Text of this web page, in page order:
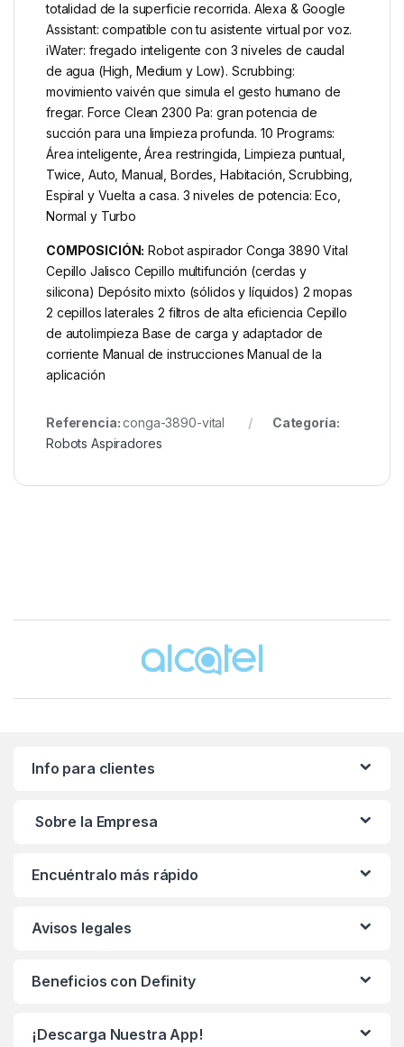
totalidad de la superficie recorrida. Alexa & Google
Assistant: compatible con tu asistente virtual por voz.
iWater: fregado inteligente con 3 niveles de caudal
de agua (High, Medium y Low). Scrubbing:
movimiento vaivén que simula el gesto humano de
fregar. Force Clean 2300 Pa: gran potencia de
succión para una limpieza profunda. 10 Programs:
Área inteligente, Área restringida, Limpieza puntual,
Twice, Auto, Manual, Bordes, Habitación, Scrubbing,
Espiral y Vuelta a casa. 3 niveles de potencia: Eco,
Normal y Turbo
COMPOSICIÓN: Robot aspirador Conga 3890 Vital
Cepillo Jalisco Cepillo multifunción (cerdas y
silicona) Depósito mixto (sólidos y líquidos) 2 mopas
2 cepillos laterales 2 filtros de alta eficiencia Cepillo
de autolimpieza Base de carga y adaptador de
corriente Manual de instrucciones Manual de la
aplicación
Referencia:conga-3890-vital
Categoría:
Robots Aspiradores
Info para clientes
Sobre la Empresa
Encuéntralo más rápido
Avisos legales
Beneficios con Definity
¡Descarga Nuestra App!